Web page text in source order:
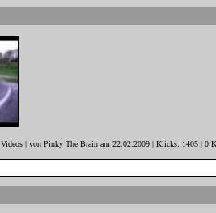
Videos | von Pinky The Brain am 22.02.2009 | Klicks: 1405 | 0